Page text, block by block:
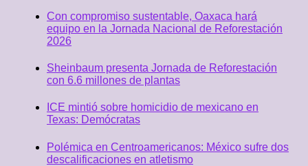
Con compromiso sustentable, Oaxaca hará
equipo en la Jornada Nacional de Reforestación
2026
Sheinbaum presenta Jornada de Reforestación
con 6.6 millones de plantas
ICE mintió sobre homicidio de mexicano en
Texas: Demócratas
Polémica en Centroamericanos: México sufre dos
descalificaciones en atletismo